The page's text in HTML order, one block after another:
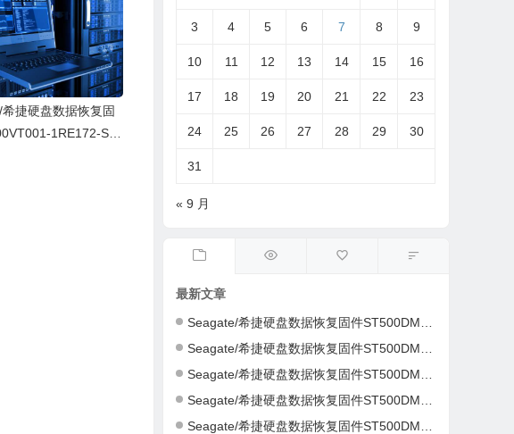
捷硬盘数据恢复固
1RE172-SD
3 4 5 6 7 8 9
10 11 12 13 14 15 16
17 18 19 20 21 22 23
24 25 26 27 28 29 30
31
« 9 月
最新文章
Seagate/希捷硬盘数据恢复固件ST500DM002-1ER14C-CC46-S4Y4K583-PC3000全套
Seagate/希捷硬盘数据恢复固件ST500DM002-1ER14C-CC43-Z4Y16NC5-PC3000全套
Seagate/希捷硬盘数据恢复固件ST500DM002-1CH14C-CC49-Z1DA7L6D-PC3000全套
Seagate/希捷硬盘数据恢复固件ST500DM002-1CH14C-CC49-Z1DA7L6D-PC3000全套
Seagate/希捷硬盘数据恢复固件ST500DM002-1CH14C-CC49-S1DHMP2Y-PC3000全套